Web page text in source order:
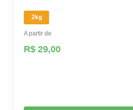
2kg
A partir de
R$ 29,00